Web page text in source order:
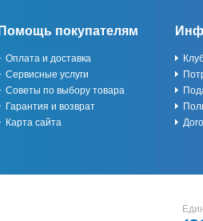
Помощь покупателям
Оплата и доставка
Сервисные услуги
Советы по выбору товара
Гарантия и возврат
Карта сайта